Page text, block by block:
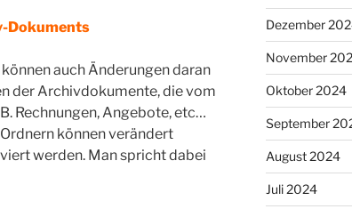
Dokuments
auch Änderungen daran
der Archivdokumente, die vom
Rechnungen, Angebote, etc…
können verändert
werden. Man spricht dabei
Dezember
November
Oktober 2024
September
August 2024
Juli 2024